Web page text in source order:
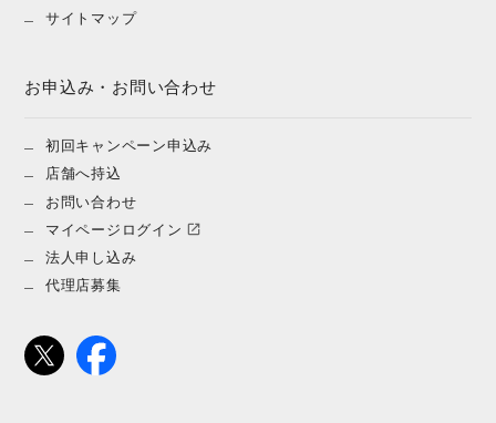
サイトマップ
お申込み・お問い合わせ
初回キャンペーン申込み
店舗へ持込
お問い合わせ
マイページログイン
法人申し込み
代理店募集